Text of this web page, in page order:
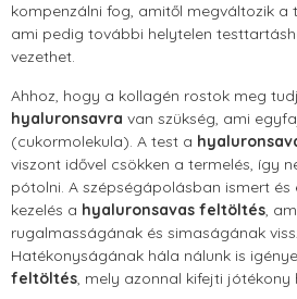
kompenzálni fog, amitől megváltozik a
ami pedig további helytelen
vezethet.
Ahhoz, hogy a kollagén rostok meg
hyaluronsavra van szükség, ami
(cukormolekula). A test a
viszont idővel csökken a termelés, így
pótolni. A szépségápolásban ismert és
kezelés a hyaluronsavas feltöltés ,
rugalmasságának és simaságának
Hatékonyságának hála nálunk is
feltöltés , mely azonnal kifejti jótékony